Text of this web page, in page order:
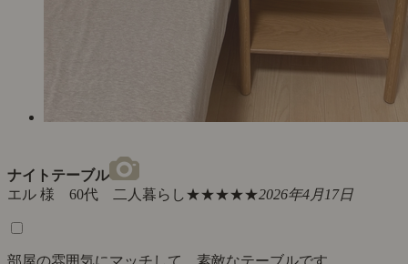
ナイトテーブル
エル 様 60代 二人暮らし★★★★★2026年4月17日